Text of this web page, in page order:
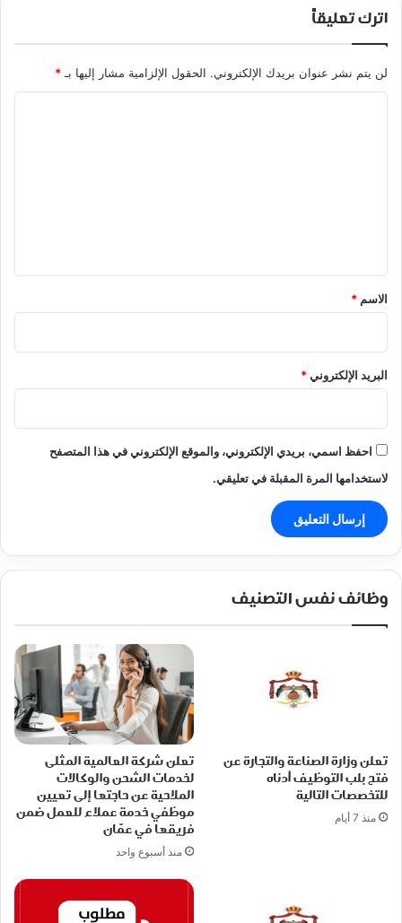
اترك تعليقاً
لن يتم نشر عنوان بريدك الإلكتروني. الحقول الإلزامية مشار إليها بـ *
*
الاسم *
البريد الإلكتروني*
احفظ اسمي، بريدي الإلكتروني، والموقع الإلكتروني في هذا المتصفح
لاستخدامها المرة المقبلة في تعليقي.
وظائف نفس التصنيف
تعلن وزارة الصناعة والتجارة عن
فتح بلب التوظيف أدناه
للتخصصات التالية
منذ 7 أيام
تعلن شركة العالمية المثلى
لخدمات الشحن والوكالات
الملاحية عن حاجتها إلى تعيين
موظفي خدمة عملاء للعمل ضمن
فريقها في عمّان
منذ أسبوع واحد